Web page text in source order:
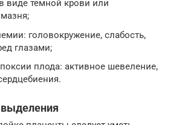
виде темной крови или
головокружение, слабость,
глазами;
плода: активное шевеление,